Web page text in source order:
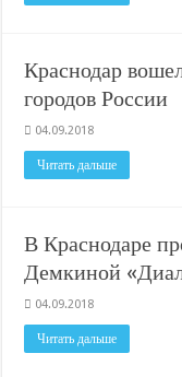
Краснодар
городов России
04.09.2018
Читать дальше
В Краснодаре
Демкиной
04.09.2018
Читать дальше